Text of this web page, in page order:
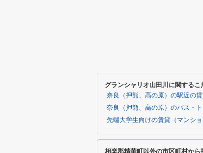
グランシャリオ山田川に関する
奈良（押熊、高の原）の駅近の
奈良（押熊、高の原）のバス・
先端大学生向けの賃貸（マンシ
相楽郡精華町以外の市区町村から